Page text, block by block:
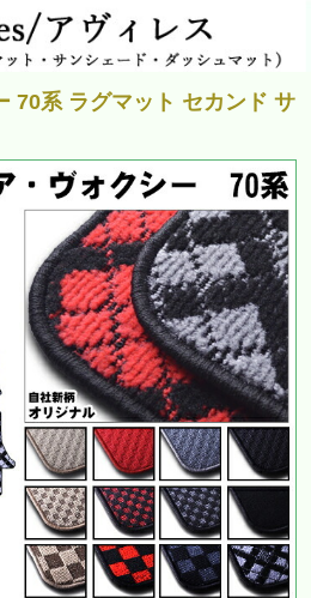
70系 ラグマット セカンド サ